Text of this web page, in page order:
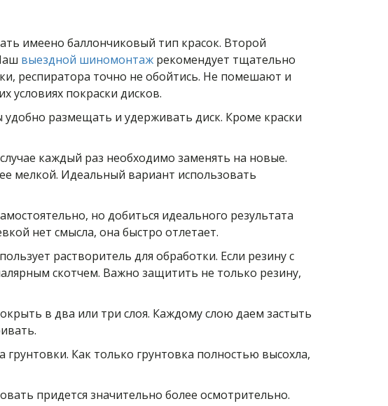
имеено баллончиковый тип красок. Второй
выездной шиномонтаж рекомендует тщательно
респиратора точно не обойтись. Не помешают и
покраски дисков.
размещать и удерживать диск. Кроме краски
каждый раз необходимо заменять на новые.
мелкой. Идеальный вариант использовать
но добиться идеального результата
нет смысла, она быстро отлетает.
растворитель для обработки. Если резину с
скотчем. Важно защитить не только резину,
в два или три слоя. Каждому слою даем застыть
Как только грунтовка полностью высохла,
придется значительно более осмотрительно.